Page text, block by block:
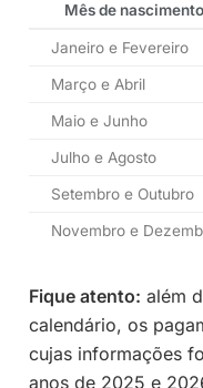
Mês de nascimento
Janeiro e Fevereiro
Março e Abril
Maio e Junho
Julho e Agosto
Setembro e Outubro
Novembro e
Fique atento: além
calendário, os
cujas informações
anos de 2025 e